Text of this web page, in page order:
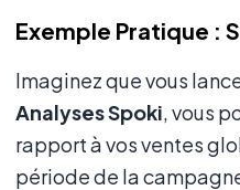
Exemple Pratique :
Imaginez que vous
Analyses Spoki, vous
rapport à vos ventes
période de la